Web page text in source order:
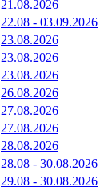
21.08.2026
22.08 - 03.09.2026
23.08.2026
23.08.2026
23.08.2026
26.08.2026
27.08.2026
27.08.2026
28.08.2026
28.08 - 30.08.2026
29.08 - 30.08.2026